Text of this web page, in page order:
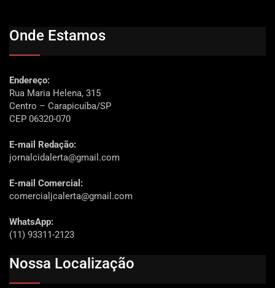
Onde Estamos
Endereço:
Rua Maria Helena, 315
Centro – Carapicuíba/SP
CEP 06320-070
E-mail Redação:
jornalcidalerta@gmail.com
E-mail Comercial:
comercialjcalerta@gmail.com
WhatsApp:
(11) 93311-2123
Nossa Localização